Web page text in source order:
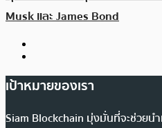
Musk และ James Bond
เป้าหมายของเรา
Siam Blockchain มุ่งมั่นที่จะช่วยน